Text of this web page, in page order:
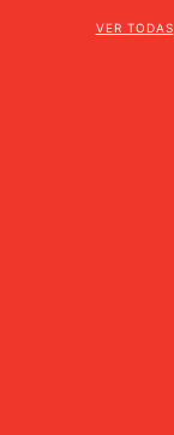
VER TODAS